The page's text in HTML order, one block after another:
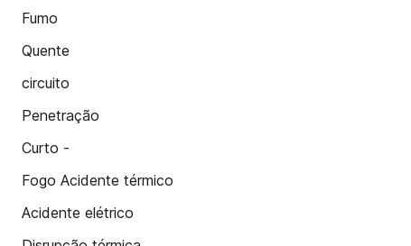
Fumo
Quente
circuito
Penetração
Curto -
Fogo Acidente térmico
Acidente elétrico